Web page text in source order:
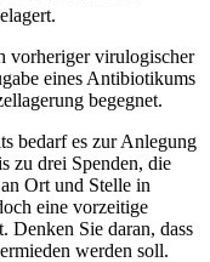
vorheriger virulogischer
eines Antibiotikums
begegnet.
bedarf es zur Anlegung
zu drei Spenden, die
Ort und Stelle in
eine vorzeitige
Denken Sie daran, dass
werden soll.